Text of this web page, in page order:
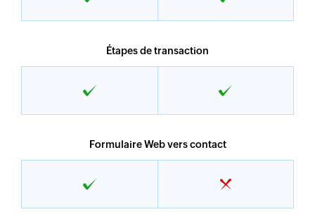
Étapes de transaction
Formulaire Web vers contact